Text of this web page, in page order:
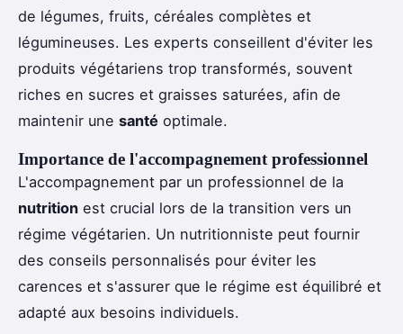
de légumes, fruits, céréales complètes et
légumineuses. Les experts conseillent d'éviter les
produits végétariens trop transformés, souvent
riches en sucres et graisses saturées, afin de
maintenir une santé optimale.
Importance de l'accompagnement professionnel
L'accompagnement par un professionnel de la
nutrition est crucial lors de la transition vers un
régime végétarien. Un nutritionniste peut fournir
des conseils personnalisés pour éviter les
carences et s'assurer que le régime est équilibré et
adapté aux besoins individuels.